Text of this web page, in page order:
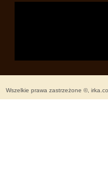
Wszelkie prawa zastrzeżone ©,